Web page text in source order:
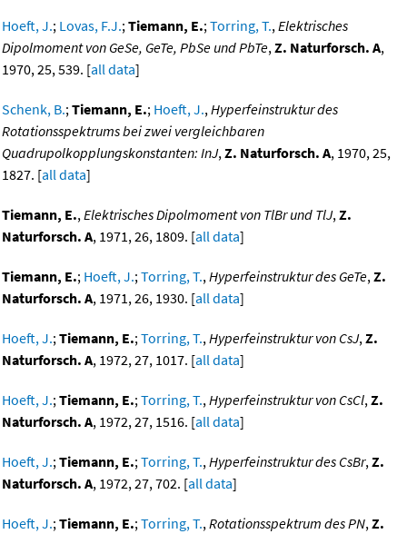
Hoeft, J.; Lovas, F.J.;Tiemann, E.;Torring, T.,Elektrisches
Dipolmoment von GeSe, GeTe, PbSe und PbTe,Z. Naturforsch. A,
1970, 25, 539. [all data]
Schenk, B.;Tiemann, E.; Hoeft, J.,Hyperfeinstruktur des
Rotationsspektrums bei zwei vergleichbaren
Quadrupolkopplungskonstanten: InJ,Z. Naturforsch. A, 1970, 25,
1827. [all data]
Tiemann, E.,Elektrisches Dipolmoment von TlBr und TlJ,Z.
Naturforsch. A, 1971, 26, 1809. [all data]
Tiemann, E.; Hoeft, J.;Torring, T.,Hyperfeinstruktur des GeTe,Z.
Naturforsch. A, 1971, 26, 1930. [all data]
Hoeft, J.;Tiemann, E.;Torring, T.,Hyperfeinstruktur von CsJ,Z.
Naturforsch. A, 1972, 27, 1017. [all data]
Hoeft, J.;Tiemann, E.;Torring, T.,Hyperfeinstruktur von CsCl,Z.
Naturforsch. A, 1972, 27, 1516. [all data]
Hoeft, J.;Tiemann, E.;Torring, T.,Hyperfeinstruktur des CsBr,Z.
Naturforsch. A, 1972, 27, 702. [all data]
Hoeft, J.;Tiemann, E.;Torring, T.,Rotationsspektrum des PN,Z.